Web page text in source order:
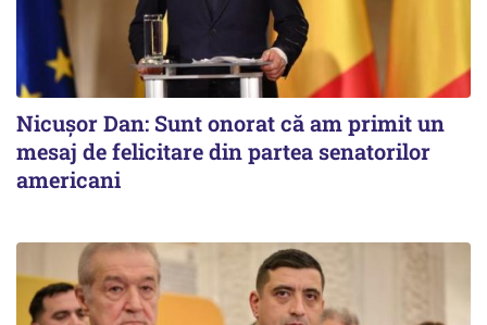
Nicușor Dan: Sunt onorat că am primit un
mesaj de felicitare din partea senatorilor
americani